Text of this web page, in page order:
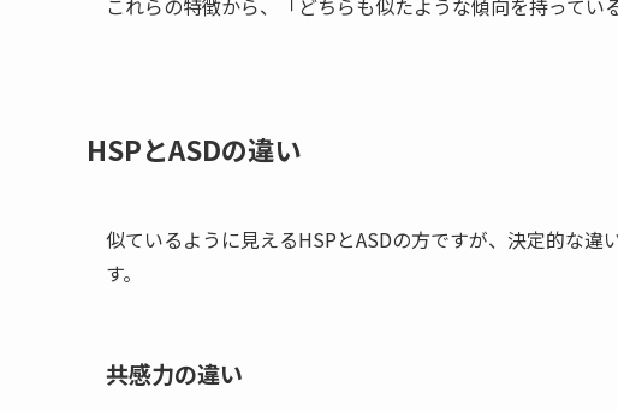
これらの特徴から、「どちらも似たような傾向を持ってい
HSPとASDの違い
似ているように見えるHSPとASDの方ですが、決定的な
す。
共感力の違い